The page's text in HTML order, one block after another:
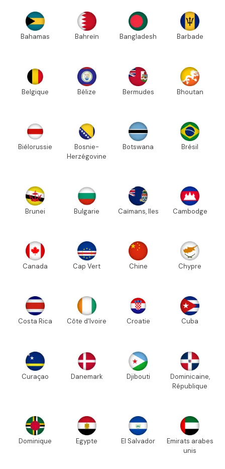
Bahamas Bahreïn Bangladesh Barbade
Belgique Bélize Bermudes Bhoutan
Biélorussie
Bosnie-
Herzégovine
Botswana Brésil
Brunei Bulgarie Caïmans, Iles Cambodge
Canada Cap Vert Chine Chypre
Costa Rica Côte d'Ivoire Croatie Cuba
Curaçao Danemark Djibouti
Dominicaine,
République
Dominique Egypte El Salvador
Emirats arabes
unis